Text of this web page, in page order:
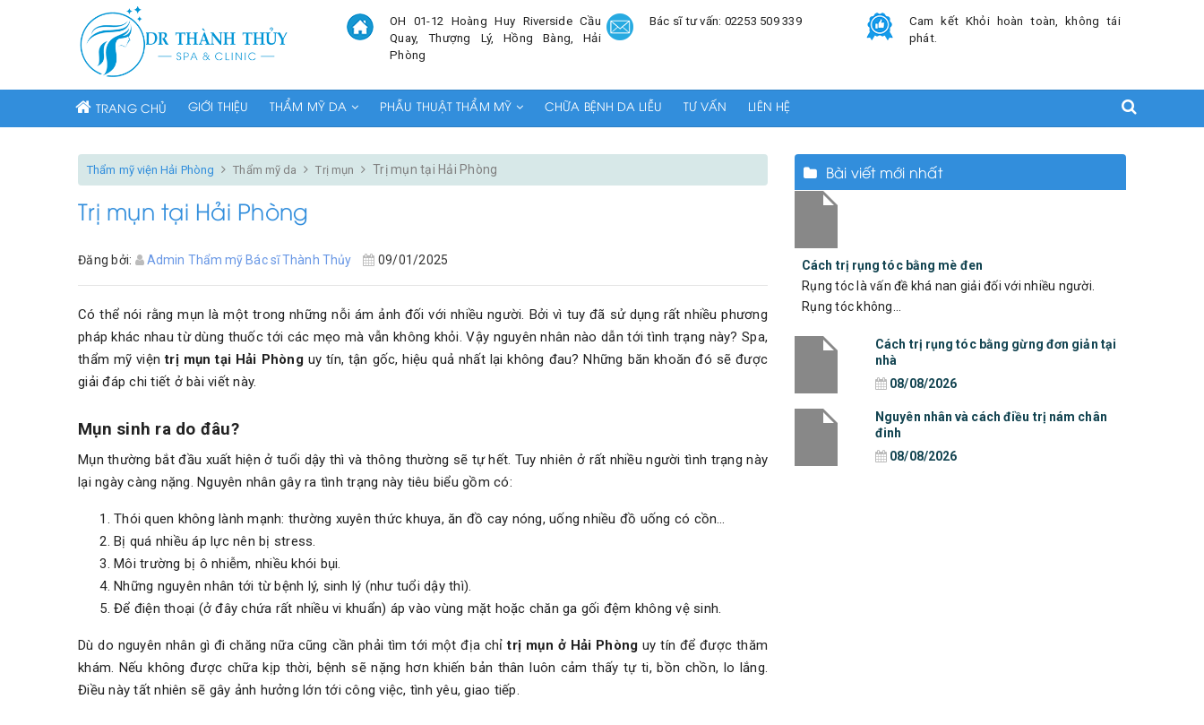
OH 01-12 Hoàng Huy Riverside Cầu
Quay, Thượng Lý, Hồng Bàng, Hải
Phòng
Bác sĩ tư vấn: 02253 509 339
Cam kết Khỏi hoàn toàn, không tái
phát.
TRANG CHỦ GIỚI THIỆU THẨM MỸ DA PHẪU THUẬT THẨM MỸ CHỮA BỆNH DA LIỄU TƯ VẤN LIÊN HỆ
Thẩm mỹ viện Hải Phòng Thẩm mỹ da Trị mụn Trị mụn tại Hải Phòng
Trị mụn tại Hải Phòng
Đăng bởi: Admin Thẩm mỹ Bác sĩ Thành Thủy 09/01/2025
Có thể nói rằng mụn là một trong những nỗi ám ảnh đối với nhiều người. Bởi vì tuy đã sử dụng rất nhiều phương
pháp khác nhau từ dùng thuốc tới các mẹo mà vẫn không khỏi. Vậy nguyên nhân nào dẫn tới tình trạng này? Spa,
thẩm mỹ việntrị mụn tại Hải Phònguy tín, tận gốc, hiệu quả nhất lại không đau? Những băn khoăn đó sẽ được
giải đáp chi tiết ở bài viết này.
Mụn sinh ra do đâu?
Mụn thường bắt đầu xuất hiện ở tuổi dậy thì và thông thường sẽ tự hết. Tuy nhiên ở rất nhiều người tình trạng này
lại ngày càng nặng. Nguyên nhân gây ra tình trạng này tiêu biểu gồm có:
Thói quen không lành mạnh: thường xuyên thức khuya, ăn đồ cay nóng, uống nhiều đồ uống có cồn…
Bị quá nhiều áp lực nên bị stress.
Môi trường bị ô nhiễm, nhiều khói bụi.
Những nguyên nhân tới từ bệnh lý, sinh lý (như tuổi dậy thì).
Để điện thoại (ở đây chứa rất nhiều vi khuẩn) áp vào vùng mặt hoặc chăn ga gối đệm không vệ sinh.
Dù do nguyên nhân gì đi chăng nữa cũng cần phải tìm tới một địa chỉtrị mụn ở Hải Phòng uy tín để được thăm
khám. Nếu không được chữa kịp thời, bệnh sẽ nặng hơn khiến bản thân luôn cảm thấy tự ti, bồn chồn, lo lắng.
Điều này tất nhiên sẽ gây ảnh hưởng lớn tới công việc, tình yêu, giao tiếp.
Bài viết mới nhất
Cách trị rụng tóc bằng mè đen
Rụng tóc là vấn đề khá nan giải đối với nhiều người.
Rụng tóc không...
Cách trị rụng tóc bằng gừng đơn giản tại
nhà
08/08/2026
Nguyên nhân và cách điều trị nám chân
đinh
08/08/2026